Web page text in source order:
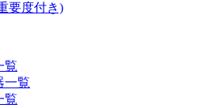
要度付き)
覧
一覧
覧